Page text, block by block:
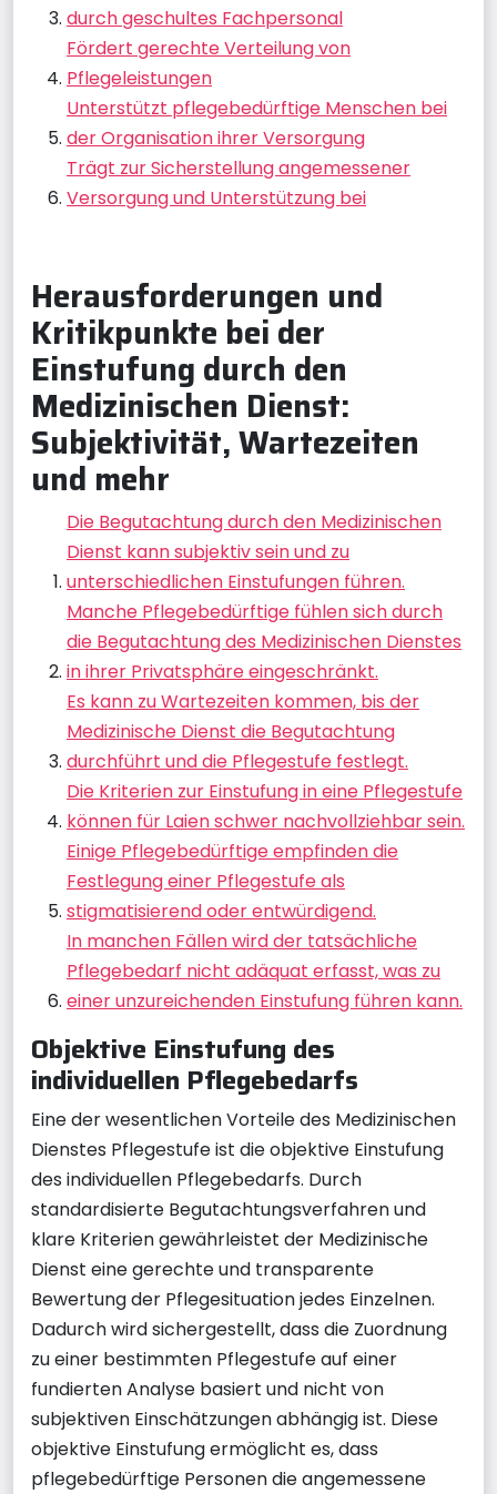
durch geschultes Fachpersonal
Fördert gerechte Verteilung von
Pflegeleistungen
Unterstützt pflegebedürftige Menschen bei
der Organisation ihrer Versorgung
Trägt zur Sicherstellung angemessener
Versorgung und Unterstützung bei
Herausforderungen und
Kritikpunkte bei der
Einstufung durch den
Medizinischen Dienst:
Subjektivität, Wartezeiten
und mehr
Die Begutachtung durch den Medizinischen
Dienst kann subjektiv sein und zu
unterschiedlichen Einstufungen führen.
Manche Pflegebedürftige fühlen sich durch
die Begutachtung des Medizinischen Dienstes
in ihrer Privatsphäre eingeschränkt.
Es kann zu Wartezeiten kommen, bis der
Medizinische Dienst die Begutachtung
durchführt und die Pflegestufe festlegt.
Die Kriterien zur Einstufung in eine Pflegestufe
können für Laien schwer nachvollziehbar sein.
Einige Pflegebedürftige empfinden die
Festlegung einer Pflegestufe als
stigmatisierend oder entwürdigend.
In manchen Fällen wird der tatsächliche
Pflegebedarf nicht adäquat erfasst, was zu
einer unzureichenden Einstufung führen kann.
Objektive Einstufung des
individuellen Pflegebedarfs
Eine der wesentlichen Vorteile des Medizinischen
Dienstes Pflegestufe ist die objektive Einstufung
des individuellen Pflegebedarfs. Durch
standardisierte Begutachtungsverfahren und
klare Kriterien gewährleistet der Medizinische
Dienst eine gerechte und transparente
Bewertung der Pflegesituation jedes Einzelnen.
Dadurch wird sichergestellt, dass die Zuordnung
zu einer bestimmten Pflegestufe auf einer
fundierten Analyse basiert und nicht von
subjektiven Einschätzungen abhängig ist. Diese
objektive Einstufung ermöglicht es, dass
pflegebedürftige Personen die angemessene